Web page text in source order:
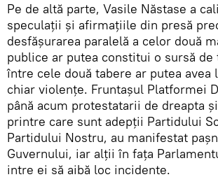
Pe de altă parte, Vasile Năstase a
speculații și afirmațiile din presă
desfășurarea paralelă a celor două
publice ar putea constitui o sursă de
între cele două tabere ar putea avea
chiar violențe. Fruntașul Platformei
până acum protestatarii de dreapta
printre care sunt adepții Partidului
Partidului Nostru, au manifestat
Guvernului, iar alții în fața
intre ei să aibă loc incidente.